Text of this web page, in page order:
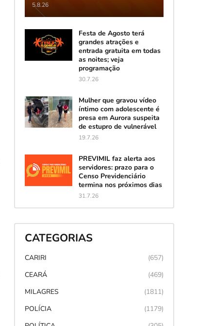
5.8.26
Festa de Agosto terá
grandes atrações e
entrada gratuita em todas
as noites; veja
programação
30.7.26
Mulher que gravou vídeo
íntimo com adolescente é
presa em Aurora suspeita
de estupro de vulnerável
19.7.26
PREVIMIL faz alerta aos
servidores: prazo para o
Censo Previdenciário
termina nos próximos dias
31.7.26
CATEGORIAS
CARIRI
(657)
CEARÁ
(469)
MILAGRES
(1811)
POLÍCIA
(1179)